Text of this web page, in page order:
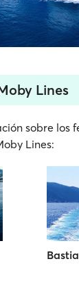
Lines
sobre los
Lines:
Bastia